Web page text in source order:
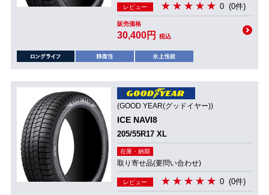
レビュー 0 (0件)
販売価格
30,400円 税込
(GOOD YEAR(グッドイヤー))
ICE NAVI8
205/55R17 XL
在庫・納期
取り寄せ品(要問い合わせ)
レビュー 0 (0件)